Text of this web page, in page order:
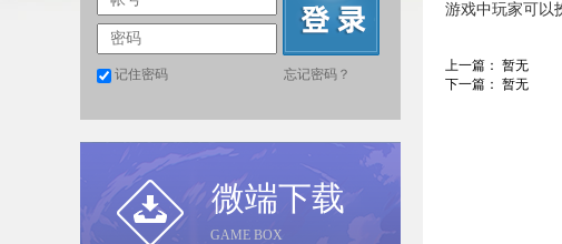
记住密码 忘记密码？
微端下载
GAME BOX
游戏中玩家可以
上一篇： 暂无
下一篇： 暂无